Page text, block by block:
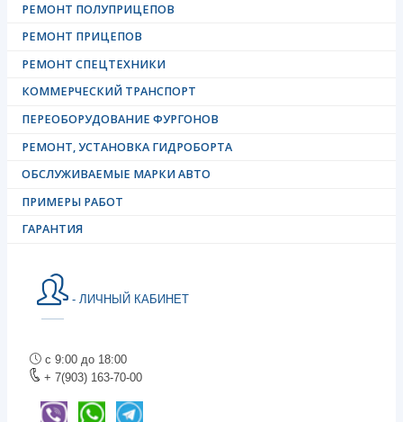
РЕМОНТ ПОЛУПРИЦЕПОВ
РЕМОНТ ПРИЦЕПОВ
РЕМОНТ СПЕЦТЕХНИКИ
КОММЕРЧЕСКИЙ ТРАНСПОРТ
ПЕРЕОБОРУДОВАНИЕ ФУРГОНОВ
РЕМОНТ, УСТАНОВКА ГИДРОБОРТА
ОБСЛУЖИВАЕМЫЕ МАРКИ АВТО
ПРИМЕРЫ РАБОТ
ГАРАНТИЯ
- ЛИЧНЫЙ КАБИНЕТ
с 9:00 до 18:00
+ 7(903) 163-70-00